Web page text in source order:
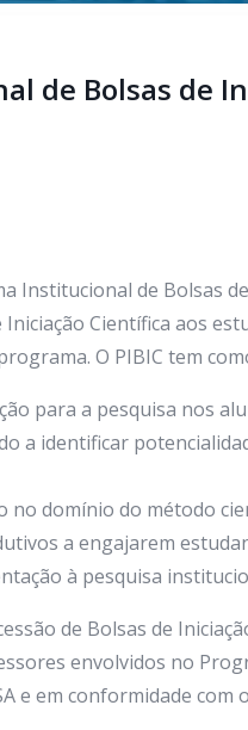
de Bolsas de
Institucional de Bolsas
Científica aos
O PIBIC tem
para a pesquisa nos
a identificar
domínio do método
a engajarem
à pesquisa
de Bolsas de
envolvidos no
e em conformidade